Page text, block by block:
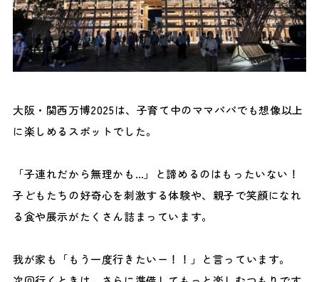
大阪・関西万博2025は、子育て中のママパパでも想像以上
に楽しめるスポットでした。
「子連れだから無理かも…」と諦めるのはもったいない！
子どもたちの好奇心を刺激する体験や、親子で笑顔になれ
る食や展示がたくさん詰まっています。
我が家も「もう一度行きたいー！！」と言っています。